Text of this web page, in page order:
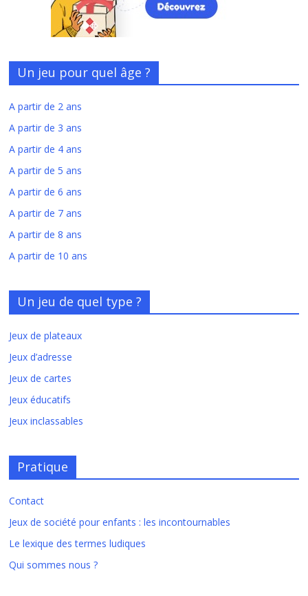
Un jeu pour quel âge ?
A partir de 2 ans
A partir de 3 ans
A partir de 4 ans
A partir de 5 ans
A partir de 6 ans
A partir de 7 ans
A partir de 8 ans
A partir de 10 ans
Un jeu de quel type ?
Jeux de plateaux
Jeux d’adresse
Jeux de cartes
Jeux éducatifs
Jeux inclassables
Pratique
Contact
Jeux de société pour enfants : les incontournables
Le lexique des termes ludiques
Qui sommes nous ?